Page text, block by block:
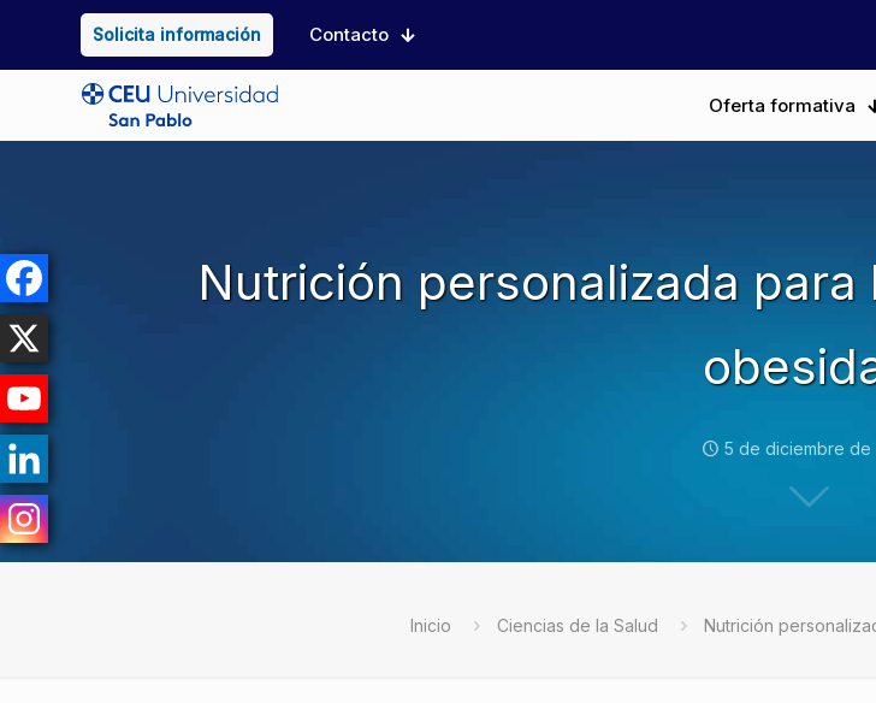
Solicita información Contacto
Oferta formativa
Nutrición personalizada
5 de diciembre de
Inicio Ciencias de la Salud Nutrición